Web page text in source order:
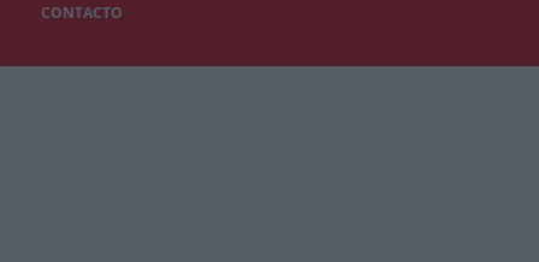
CONTACTO